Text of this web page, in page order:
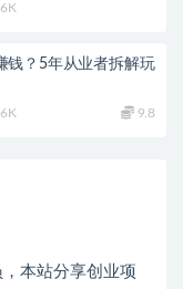
钱？5年从业者拆解玩
9.8
本站分享创业项